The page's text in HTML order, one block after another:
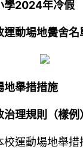
學2024年冷假
運動場地黌舍名
地舉措措施
理規則（樣例
校運動場地舉措